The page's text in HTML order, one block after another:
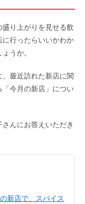
り上がりを見せる飲
行ったらいいかわか
うか。
最近訪れた新店に関
今月の新店」につい
んにお答えいただき
新店で、スパイス